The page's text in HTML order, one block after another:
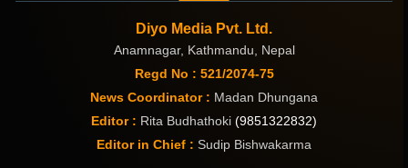
Diyo Media Pvt. Ltd.
Anamnagar, Kathmandu, Nepal
Regd No : 521/2074-75
News Coordinator : Madan Dhungana
Editor : Rita Budhathoki (9851322832)
Editor in Chief : Sudip Bishwakarma